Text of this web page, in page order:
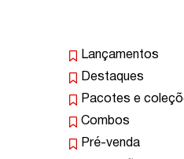
Lançamentos
Destaques
Pacotes e
Combos
Pré-venda